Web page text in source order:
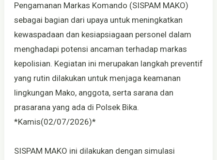
Pengamanan Markas Komando (SISPAM MAKO)
sebagai bagian dari upaya untuk meningkatkan
kewaspadaan dan kesiapsiagaan personel dalam
menghadapi potensi ancaman terhadap markas
kepolisian. Kegiatan ini merupakan langkah preventif
yang rutin dilakukan untuk menjaga keamanan
lingkungan Mako, anggota, serta sarana dan
prasarana yang ada di Polsek Bika.
*Kamis(02/07/2026)*
SISPAM MAKO ini dilakukan dengan simulasi